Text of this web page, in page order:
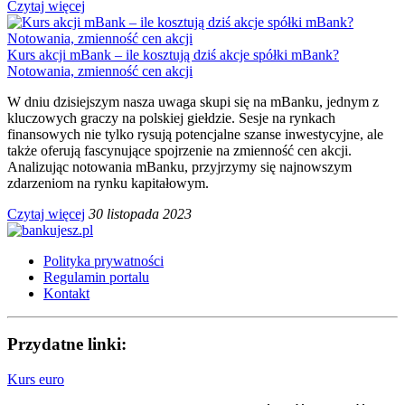
Czytaj więcej
Kurs akcji mBank – ile kosztują dziś akcje spółki mBank?
Notowania, zmienność cen akcji
W dniu dzisiejszym nasza uwaga skupi się na mBanku, jednym z
kluczowych graczy na polskiej giełdzie. Sesje na rynkach
finansowych nie tylko rysują potencjalne szanse inwestycyjne, ale
także oferują fascynujące spojrzenie na zmienność cen akcji.
Analizując notowania mBanku, przyjrzymy się najnowszym
zdarzeniom na rynku kapitałowym.
Czytaj więcej 30 listopada 2023
Polityka prywatności
Regulamin portalu
Kontakt
Przydatne linki:
Kurs euro